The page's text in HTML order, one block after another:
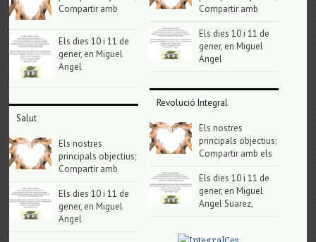
Compartir amb
Els dies 10 i 11 de
gener, en Miguel
Angel
Salut
Els nostres
principals objectius;
Compartir amb
Els dies 10 i 11 de
gener, en Miguel
Angel
Compartir amb
Els dies 10 i 11 de
gener, en Miguel
Angel
Revolució Integral
Els nostres
principals objectius;
Compartir amb els
Els dies 10 i 11 de
gener, en Miguel
Angel Suarez,